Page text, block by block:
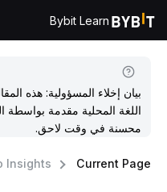
Bybit Learn
بيان إخلاء المسؤولية: هذه
اللغة المحلية مقدمة بواسطة
محسنة في وقت لاحق.
Insights Current